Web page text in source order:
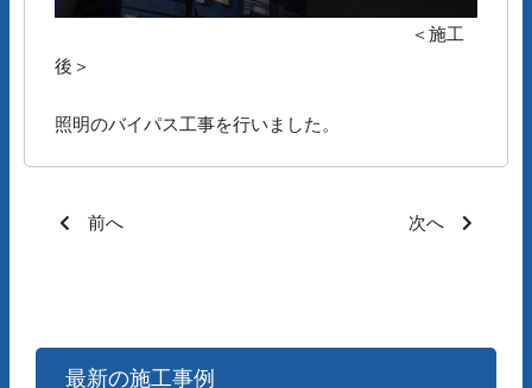
＜施工
後＞
照明のバイパス工事を行いました。
前へ 次へ
最新の施工事例